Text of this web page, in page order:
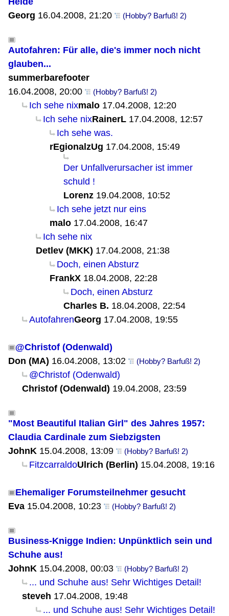
Georg 16.04.2008, 21:20 (Hobby? Barfuß! 2)
Autofahren: Für alle, die's immer noch nicht
glauben...
summerbarefooter
16.04.2008, 20:00
(Hobby? Barfuß! 2)
Ich sehe nixmalo 17.04.2008, 12:20
Ich sehe nixRainerL 17.04.2008, 12:57
Ich sehe was.
rEgionalzUg 17.04.2008, 15:49
Der Unfallverursacher ist immer
schuld !
Lorenz 19.04.2008, 10:52
Ich sehe jetzt nur eins
malo 17.04.2008, 16:47
Ich sehe nix
Detlev (MKK) 17.04.2008, 21:38
Doch, einen Absturz
FrankX 18.04.2008, 22:28
Doch, einen Absturz
Charles B. 18.04.2008, 22:54
AutofahrenGeorg 17.04.2008, 19:55
@Christof (Odenwald)
Don (MA) 16.04.2008, 13:02 (Hobby? Barfuß! 2)
@Christof (Odenwald)
Christof (Odenwald) 19.04.2008, 23:59
"Most Beautiful Italian Girl" des Jahres 1957:
Claudia Cardinale zum Siebzigsten
JohnK 15.04.2008, 13:09 (Hobby? Barfuß! 2)
FitzcarraldoUlrich (Berlin) 15.04.2008, 19:16
Ehemaliger Forumsteilnehmer gesucht
Eva 15.04.2008, 10:23 (Hobby? Barfuß! 2)
Business-Knigge Indien: Unpünktlich sein und
Schuhe aus!
JohnK 15.04.2008, 00:03 (Hobby? Barfuß! 2)
... und Schuhe aus! Sehr Wichtiges Detail!
steveh 17.04.2008, 19:48
... und Schuhe aus! Sehr Wichtiges Detail!